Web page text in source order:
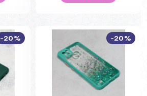
-20% -20%